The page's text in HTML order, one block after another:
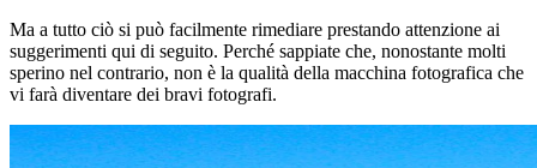
Ma a tutto ciò si può facilmente rimediare prestando attenzione ai
suggerimenti qui di seguito. Perché sappiate che, nonostante molti
sperino nel contrario, non è la qualità della macchina fotografica che
vi farà diventare dei bravi fotografi.